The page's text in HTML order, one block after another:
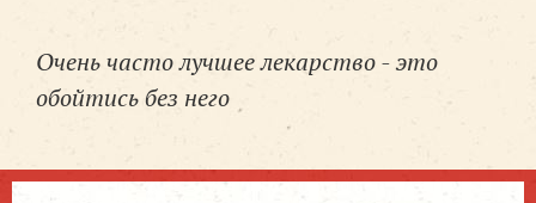
Очень часто лучшее лекарство - это
обойтись без него